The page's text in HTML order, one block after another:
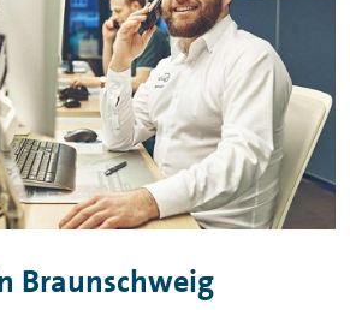
Braunschweig